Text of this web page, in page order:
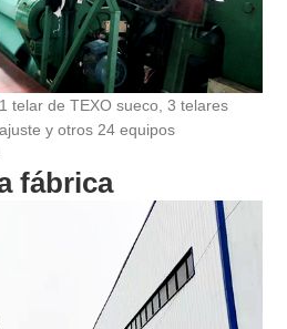
telar de TEXO sueco, 3 telares
y otros 24 equipos
fábrica